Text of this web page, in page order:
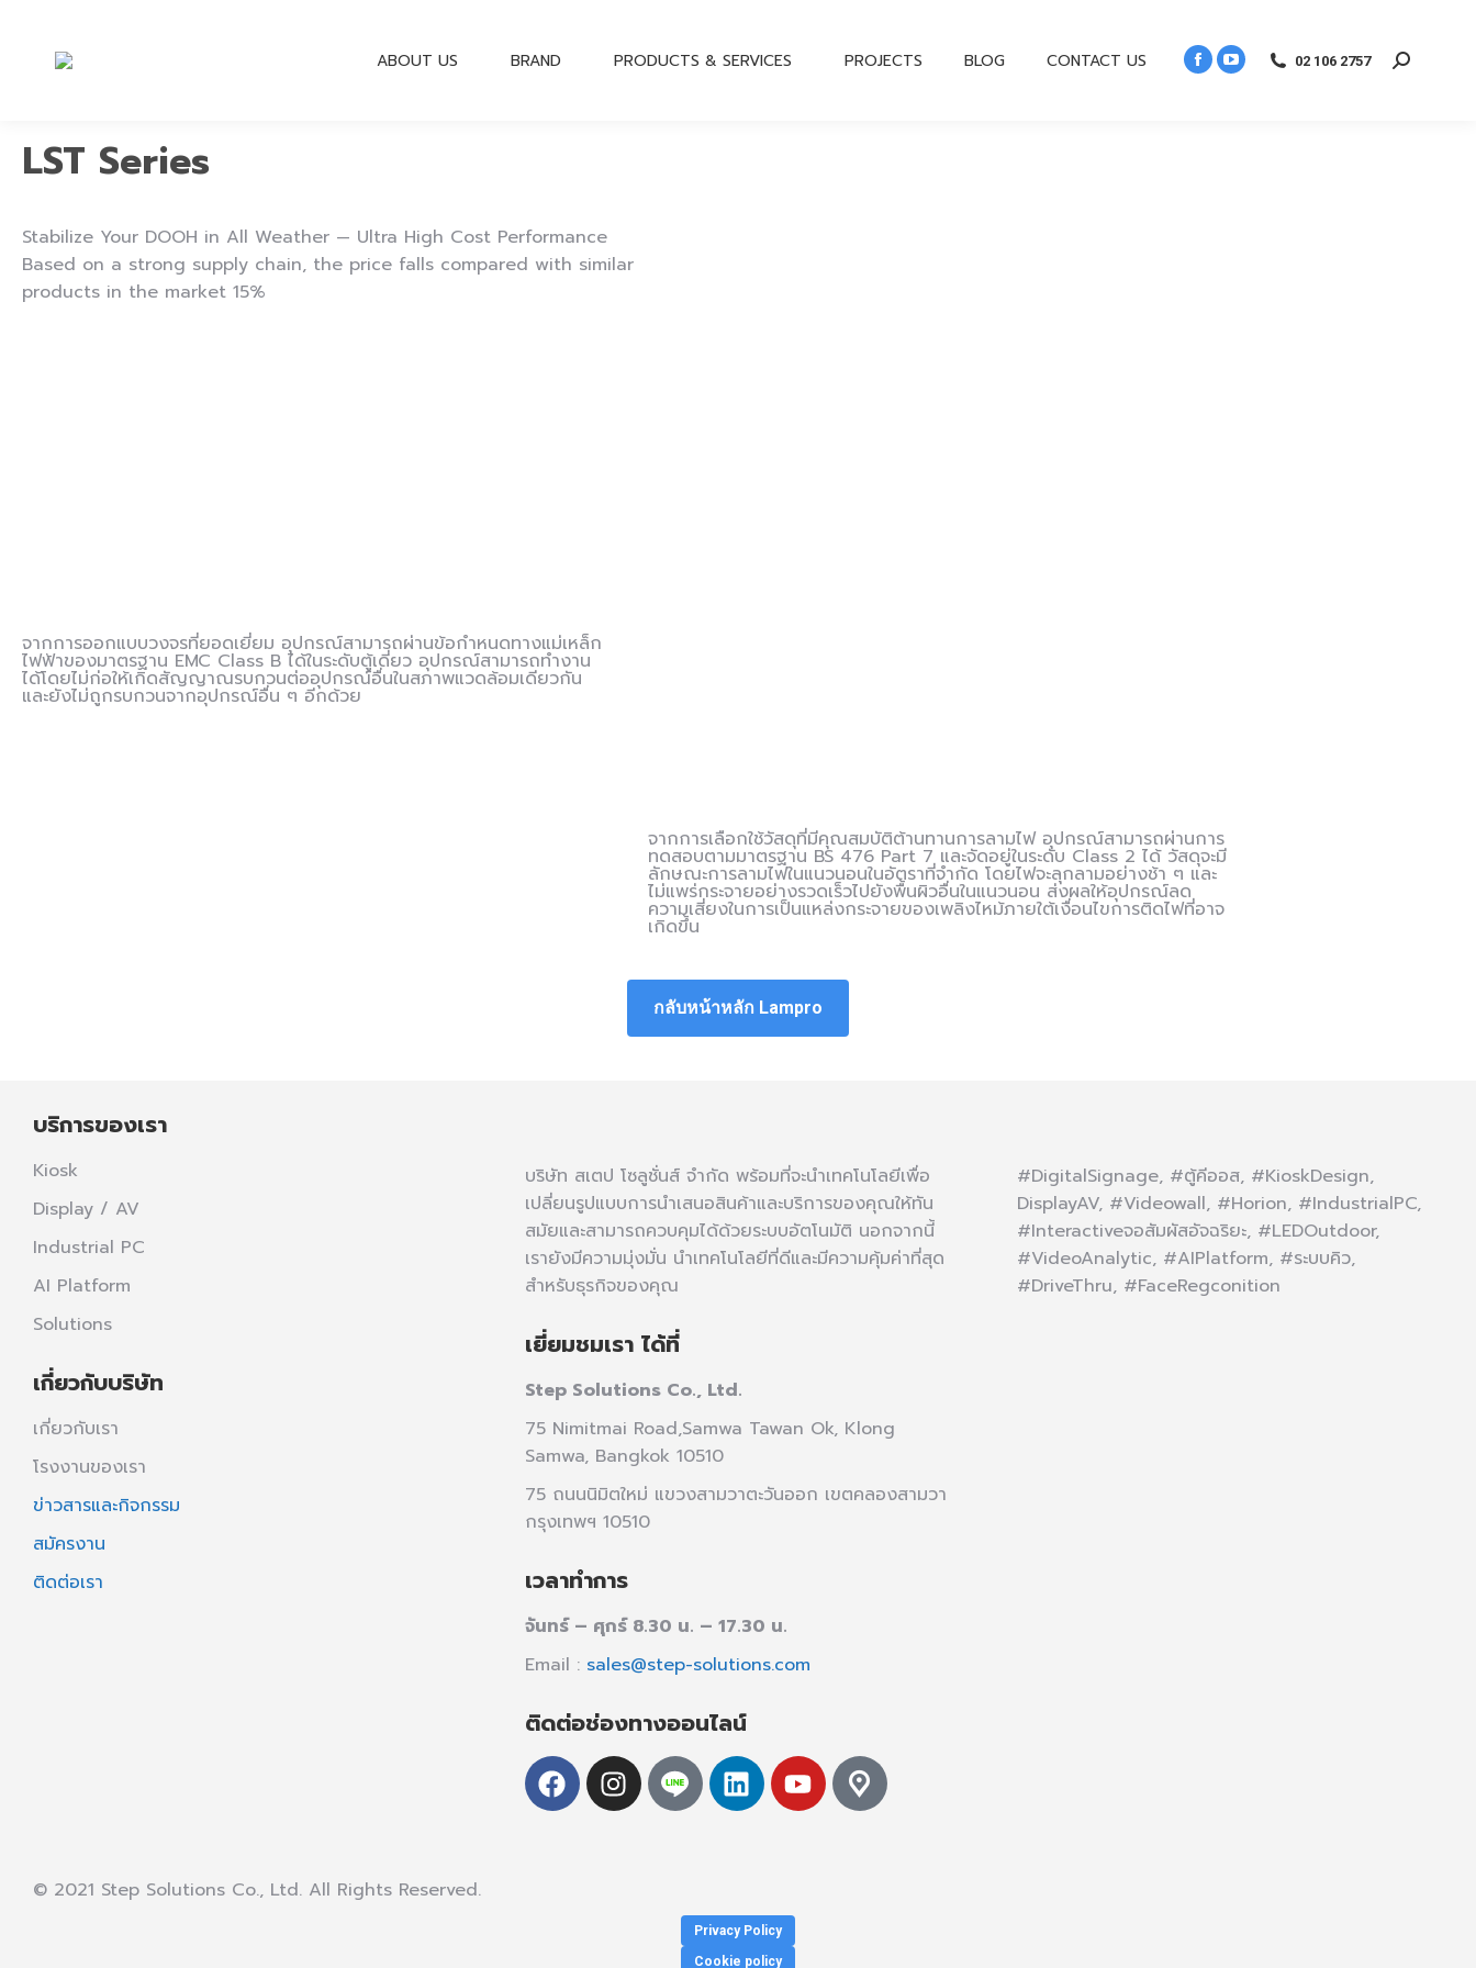
ABOUT US BRAND PRODUCTS & SERVICES PROJECTS BLOG CONTACT US 02 106 2757
LST Series
Stabilize Your DOOH in All Weather — Ultra High Cost Performance
Based on a strong supply chain, the price falls compared with similar
products in the market 15%
จากการออกแบบวงจรที่ยอดเยี่ยม อุปกรณ์สามารถผ่านข้อกำหนดทางแม่เหล็ก
ไฟฟ้าของมาตรฐาน EMC Class B ได้ในระดับตู้เดี่ยว อุปกรณ์สามารถทำงาน
ได้โดยไม่ก่อให้เกิดสัญญาณรบกวนต่ออุปกรณ์อื่นในสภาพแวดล้อมเดียวกัน
และยังไม่ถูกรบกวนจากอุปกรณ์อื่น ๆ อีกด้วย
จากการเลือกใช้วัสดุที่มีคุณสมบัติต้านทานการลามไฟ อุปกรณ์สามารถผ่านการ
ทดสอบตามมาตรฐาน BS 476 Part 7 และจัดอยู่ในระดับ Class 2 ได้ วัสดุจะมี
ลักษณะการลามไฟในแนวนอนในอัตราที่จำกัด โดยไฟจะลุกลามอย่างช้า ๆ และ
ไม่แพร่กระจายอย่างรวดเร็วไปยังพื้นผิวอื่นในแนวนอน ส่งผลให้อุปกรณ์ลด
ความเสี่ยงในการเป็นแหล่งกระจายของเพลิงไหม้ภายใต้เงื่อนไขการติดไฟที่อาจ
เกิดขึ้น
กลับหน้าหลัก Lampro
บริการของเรา
Kiosk
Display / AV
Industrial PC
AI Platform
Solutions
เกี่ยวกับบริษัท
เกี่ยวกับเรา
โรงงานของเรา
ข่าวสารและกิจกรรม
สมัครงาน
ติดต่อเรา
บริษัท สเตป โซลูชั่นส์ จำกัด พร้อมที่จะนำเทคโนโลยีเพื่อ
เปลี่ยนรูปแบบการนำเสนอสินค้าและบริการของคุณให้ทัน
สมัยและสามารถควบคุมได้ด้วยระบบอัตโนมัติ นอกจากนี้
เรายังมีความมุ่งมั่น นำเทคโนโลยีที่ดีและมีความคุ้มค่าที่สุด
สำหรับธุรกิจของคุณ
เยี่ยมชมเรา ได้ที่
Step Solutions Co., Ltd.
75 Nimitmai Road,Samwa Tawan Ok, Klong
Samwa, Bangkok 10510
75 ถนนนิมิตใหม่ แขวงสามวาตะวันออก เขตคลองสามวา
กรุงเทพฯ 10510
เวลาทำการ
จันทร์ – ศุกร์ 8.30 น. – 17.30 น.
Email : sales@step-solutions.com
ติดต่อช่องทางออนไลน์
#DigitalSignage, #ตู้คีออส, #KioskDesign,
DisplayAV, #Videowall, #Horion, #IndustrialPC,
#Interactiveจอสัมผัสอัจฉริยะ, #LEDOutdoor,
#VideoAnalytic, #AIPlatform, #ระบบคิว,
#DriveThru, #FaceRegconition
© 2021 Step Solutions Co., Ltd. All Rights Reserved.
Privacy Policy
Cookie policy